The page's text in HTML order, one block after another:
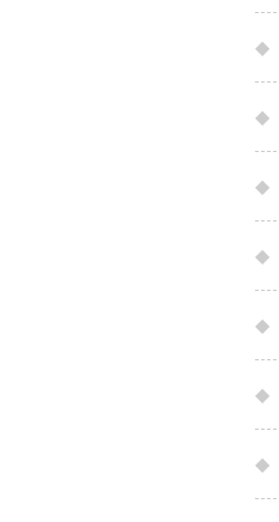
◆
◆
◆
◆
◆
◆
◆